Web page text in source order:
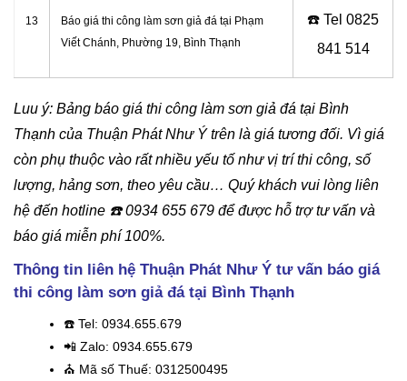
13 Báo giá thi công làm sơn giả đá tại Phạm
Viết Chánh, Phường 19, Bình Thạnh
☎️ Tel 0825
841 514
Luu ý: Bảng báo giá thi công làm sơn giả đá tại Bình
Thạnh của Thuận Phát Như Ý trên là giá tương đối. Vì giá
còn phụ thuộc vào rất nhiều yếu tố như vị trí thi công, số
lượng, hảng sơn, theo yêu cầu… Quý khách vui lòng liên
hệ đến hotline ☎️0934 655 679 để được hỗ trợ tư vấn và
báo giá miễn phí 100%.
Thông tin liên hệ Thuận Phát Như Ý tư vấn báo giá
thi công làm sơn giả đá tại Bình Thạnh
☎️ Tel: 0934.655.679
📲 Zalo: 0934.655.679
⛪️ Mã số Thuế: 0312500495